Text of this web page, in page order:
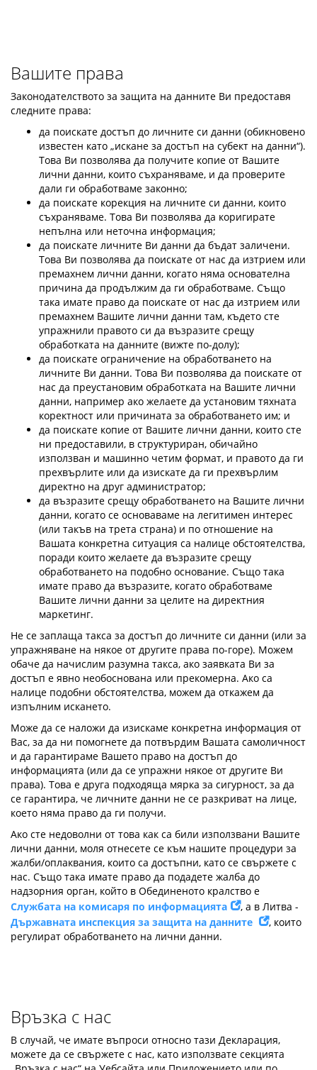
Вашите права
Законодателството за защита на данните Ви предоставя
следните права:
да поискате достъп до личните си данни (обикновено
известен като „искане за достъп на субект на данни“).
Това Ви позволява да получите копие от Вашите
лични данни, които съхраняваме, и да проверите
дали ги обработваме законно;
да поискате корекция на личните си данни, които
съхраняваме. Това Ви позволява да коригирате
непълна или неточна информация;
да поискате личните Ви данни да бъдат заличени.
Това Ви позволява да поискате от нас да изтрием или
премахнем лични данни, когато няма основателна
причина да продължим да ги обработваме. Също
така имате право да поискате от нас да изтрием или
премахнем Вашите лични данни там, където сте
упражнили правото си да възразите срещу
обработката на данните (вижте по-долу);
да поискате ограничение на обработването на
личните Ви данни. Това Ви позволява да поискате от
нас да преустановим обработката на Вашите лични
данни, например ако желаете да установим тяхната
коректност или причината за обработването им; и
да поискате копие от Вашите лични данни, които сте
ни предоставили, в структуриран, обичайно
използван и машинно четим формат, и правото да ги
прехвърлите или да изискате да ги прехвърлим
директно на друг администратор;
да възразите срещу обработването на Вашите лични
данни, когато се основаваме на легитимен интерес
(или такъв на трета страна) и по отношение на
Вашата конкретна ситуация са налице обстоятелства,
поради които желаете да възразите срещу
обработването на подобно основание. Също така
имате право да възразите, когато обработваме
Вашите лични данни за целите на директния
маркетинг.
Не се заплаща такса за достъп до личните си данни (или за
упражняване на някое от другите права по-горе). Можем
обаче да начислим разумна такса, ако заявката Ви за
достъп е явно необоснована или прекомерна. Ако са
налице подобни обстоятелства, можем да откажем да
изпълним искането.
Може да се наложи да изискаме конкретна информация от
Вас, за да ни помогнете да потвърдим Вашата самоличност
и да гарантираме Вашето право на достъп до
информацията (или да се упражни някое от другите Ви
права). Това е друга подходяща мярка за сигурност, за да
се гарантира, че личните данни не се разкриват на лице,
което няма право да ги получи.
Ако сте недоволни от това как са били използвани Вашите
лични данни, моля отнесете се към нашите процедури за
жалби/оплаквания, които са достъпни, като се свържете с
нас. Също така имате право да подадете жалба до
надзорния орган, който в Обединеното кралство е
Службата на комисаря по информацията
, а в Литва -
Държавната инспекция за защита на данните
, които
регулират обработването на лични данни.
Връзка с нас
В случай, че имате въпроси относно тази Декларация,
можете да се свържете с нас, като използвате секцията